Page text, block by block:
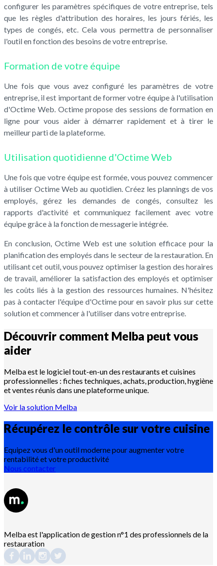
configurer les paramètres spécifiques de votre entreprise, tels
que les règles d'attribution des horaires, les jours fériés, les
types de congés, etc. Cela vous permettra de personnaliser
l'outil en fonction des besoins de votre entreprise.
Formation de votre équipe
Une fois que vous avez configuré les paramètres de votre
entreprise, il est important de former votre équipe à l'utilisation
d'Octime Web. Octime propose des sessions de formation en
ligne pour vous aider à démarrer rapidement et à tirer le
meilleur parti de la plateforme.
Utilisation quotidienne d'Octime Web
Une fois que votre équipe est formée, vous pouvez commencer
à utiliser Octime Web au quotidien. Créez les plannings de vos
employés, gérez les demandes de congés, consultez les
rapports d'activité et communiquez facilement avec votre
équipe grâce à la fonction de messagerie intégrée.
En conclusion, Octime Web est une solution efficace pour la
planification des employés dans le secteur de la restauration. En
utilisant cet outil, vous pouvez optimiser la gestion des horaires
de travail, améliorer la satisfaction des employés et optimiser
les coûts liés à la gestion des ressources humaines. N'hésitez
pas à contacter l'équipe d'Octime pour en savoir plus sur cette
solution et commencer à l'utiliser dans votre entreprise.
Découvrir comment Melba peut vous
aider
Melba est le logiciel tout-en-un des restaurants et cuisines
professionnelles : fiches techniques, achats, production, hygiène
et ventes réunis dans une plateforme unique.
Voir la solution Melba
Récupérez le contrôle sur votre cuisine
Equipez vous d'un outil moderne pour augmenter votre
rentabilité et votre productivité
Nous contacter
Melba est l'application de gestion n°1 des professionnels de la
restauration